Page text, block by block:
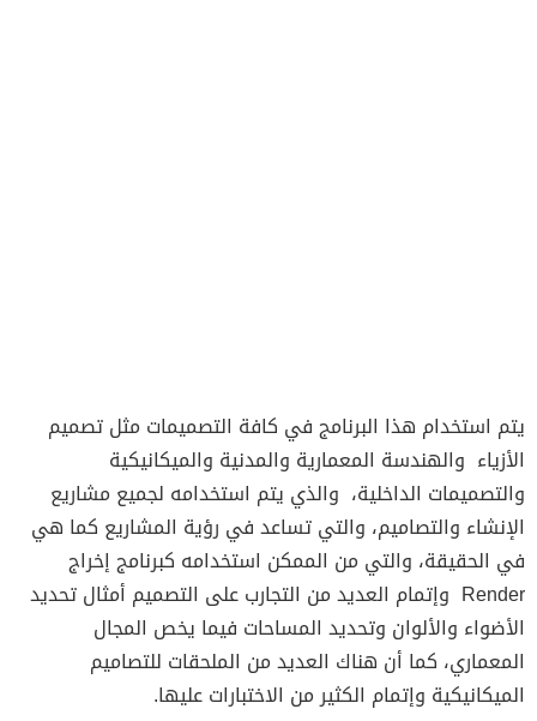
يتم استخدام هذا البرنامج في كافة التصميمات مثل تصميم
الأزياء والهندسة المعمارية والمدنية والميكانيكية
والتصميمات الداخلية، والذي يتم استخدامه لجميع مشاريع
الإنشاء والتصاميم، والتي تساعد في رؤية المشاريع كما هي
في الحقيقة، والتي من الممكن استخدامه كبرنامج إخراج
Render وإتمام العديد من التجارب على التصميم أمثال تحديد
الأضواء والألوان وتحديد المساحات فيما يخص المجال
المعماري، كما أن هناك العديد من الملحقات للتصاميم
الميكانيكية وإتمام الكثير من الاختبارات عليها.